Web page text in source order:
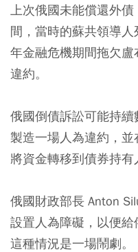
上次俄國未能償還外
間，當時的蘇共領導
年金融危機期間拖欠
違約。
俄國倒債訴訟可能持
製造一場人為違約，
將資金轉移到債券持有
俄國財政部長 Anton
設置人為障礙，以便
這種情況是一場鬧劇。